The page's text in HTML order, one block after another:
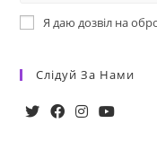
Я даю дозвіл на
Слідуй За Нами